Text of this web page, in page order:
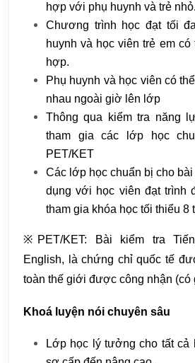
hợp với phụ huynh và trẻ nhỏ.
Chương trình học đạt tối
huynh và học viên trẻ em
hợp.
Phụ huynh và học viên có
nhau ngoài giờ lên lớp
Thông qua kiểm tra năng
tham gia các lớp học
PET/KET
Các lớp học chuẩn bị cho
dụng với học viên đạt trình
tham gia khóa học tối thiểu 8
※PET/KET: Bài kiểm tra
English, là chứng chỉ quốc tế
toàn thế giới được công nhận (có
Khoá luyện nói chuyên sâu
Lớp học lý tưởng cho tất cả